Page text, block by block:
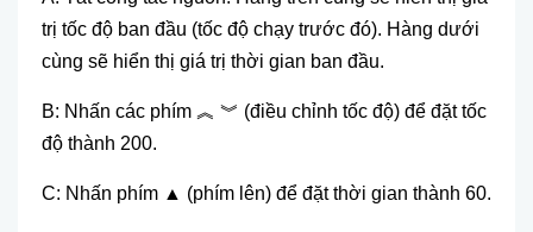
trị tốc độ ban đầu (tốc độ chạy trước đó). Hàng dưới
cùng sẽ hiển thị giá trị thời gian ban đầu.
B: Nhấn các phím ︽ ︾ (điều chỉnh tốc độ) để đặt tốc
độ thành 200.
C: Nhấn phím ▲ (phím lên) để đặt thời gian thành 60.